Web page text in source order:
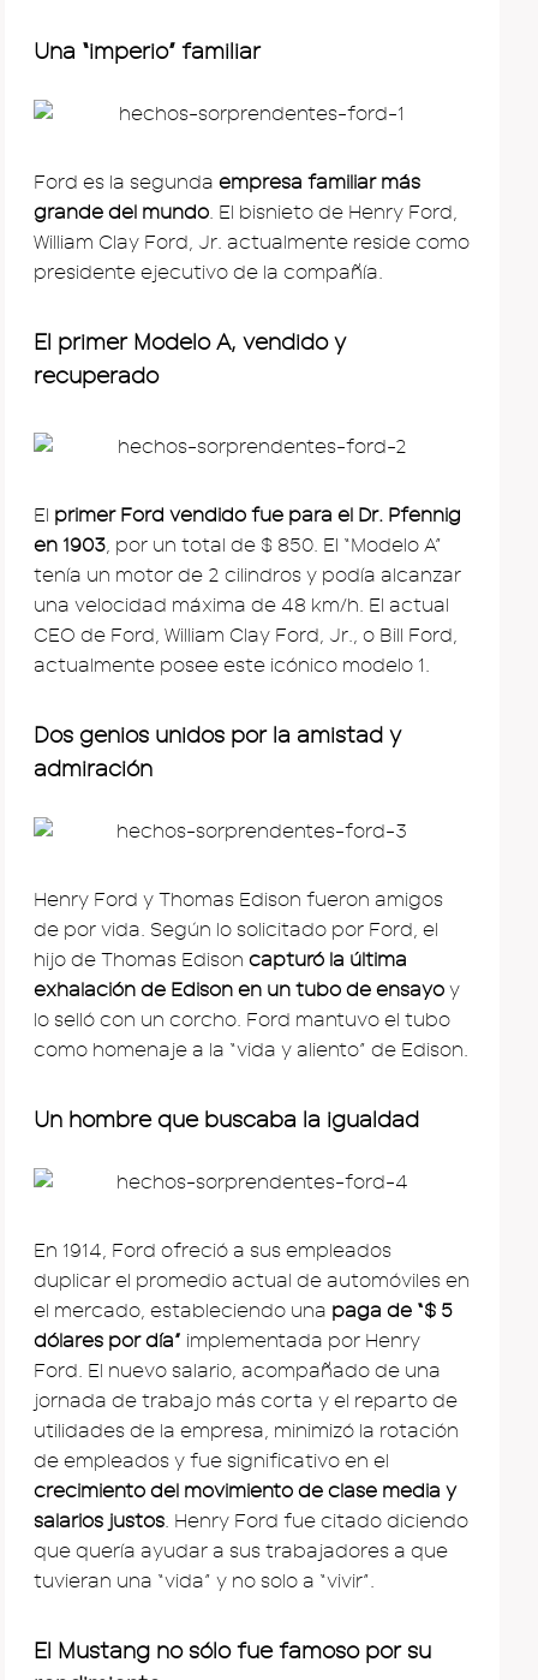
Una “imperio” familiar
Ford es la segunda empresa familiar más
grande del mundo. El bisnieto de Henry Ford,
William Clay Ford, Jr. actualmente reside como
presidente ejecutivo de la compañía.
El primer Modelo A, vendido y
recuperado
El primer Ford vendido fue para el Dr. Pfennig
en 1903, por un total de $ 850. El “Modelo A”
tenía un motor de 2 cilindros y podía alcanzar
una velocidad máxima de 48 km/h. El actual
CEO de Ford, William Clay Ford, Jr., o Bill Ford,
actualmente posee este icónico modelo 1.
Dos genios unidos por la amistad y
admiración
Henry Ford y Thomas Edison fueron amigos
de por vida. Según lo solicitado por Ford, el
hijo de Thomas Edison capturó la última
exhalación de Edison en un tubo de ensayo y
lo selló con un corcho. Ford mantuvo el tubo
como homenaje a la “vida y aliento” de Edison.
Un hombre que buscaba la igualdad
En 1914, Ford ofreció a sus empleados
duplicar el promedio actual de automóviles en
el mercado, estableciendo una paga de “$ 5
dólares por día” implementada por Henry
Ford. El nuevo salario, acompañado de una
jornada de trabajo más corta y el reparto de
utilidades de la empresa, minimizó la rotación
de empleados y fue significativo en el
crecimiento del movimiento de clase media y
salarios justos. Henry Ford fue citado diciendo
que quería ayudar a sus trabajadores a que
tuvieran una “vida” y no solo a “vivir”.
El Mustang no sólo fue famoso por su